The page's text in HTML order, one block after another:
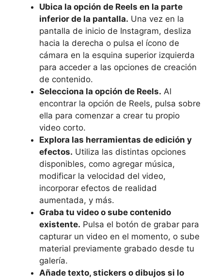
Ubica la opción de Reels en la parte
inferior de la‌ pantalla. Una vez en la
‌pantalla de inicio de Instagram, desliza
‌hacia la derecha o pulsa⁢ el ícono de
cámara en la esquina superior izquierda
para acceder a las opciones de ‍creación
de contenido.
Selecciona la ⁤opción de Reels. Al
encontrar ⁤la opción de Reels, pulsa sobre
‍ella para comenzar a crear tu​ propio ​
video corto.
Explora las herramientas de edición y
efectos. Utiliza ⁤las distintas opciones
disponibles, como agregar música,
modificar la velocidad del⁤ video,
incorporar efectos de⁤ realidad
aumentada, ​y más.
Graba ⁣tu video o sube contenido⁣
existente. Pulsa el botón de grabar para
capturar un video en el momento, o sube
material previamente ‌grabado desde tu
galería.
Añade texto,⁤ stickers o dibujos si lo